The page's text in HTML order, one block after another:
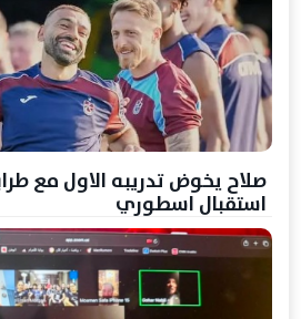
صلاح يخوض تدريبه الاول مع
استقبال اسطوري